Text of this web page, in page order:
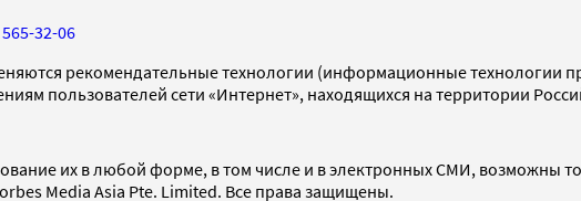
32-06
рекомендательные технологии (информационные технологии
пользователей сети «Интернет», находящихся на территории
их в любой форме, в том числе и в электронных СМИ, возможны
Media Asia Pte. Limited. Все права защищены.